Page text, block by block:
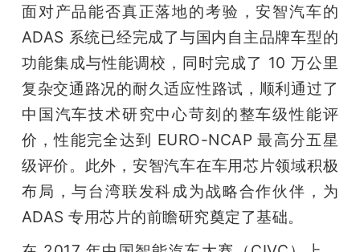
面对产品能否真正落地的考验，安智汽车的
ADAS 系统已经完成了与国内自主品牌车型的
功能集成与性能调校，同时完成了 10 万公里
复杂交通路况的耐久适应性路试，顺利通过了
中国汽车技术研究中心苛刻的整车级性能评
价，性能完全达到 EURO-NCAP 最高分五星
级评价。此外，安智汽车在车用芯片领域积极
布局，与台湾联发科成为战略合作伙伴，为
ADAS 专用芯片的前瞻研究奠定了基础。